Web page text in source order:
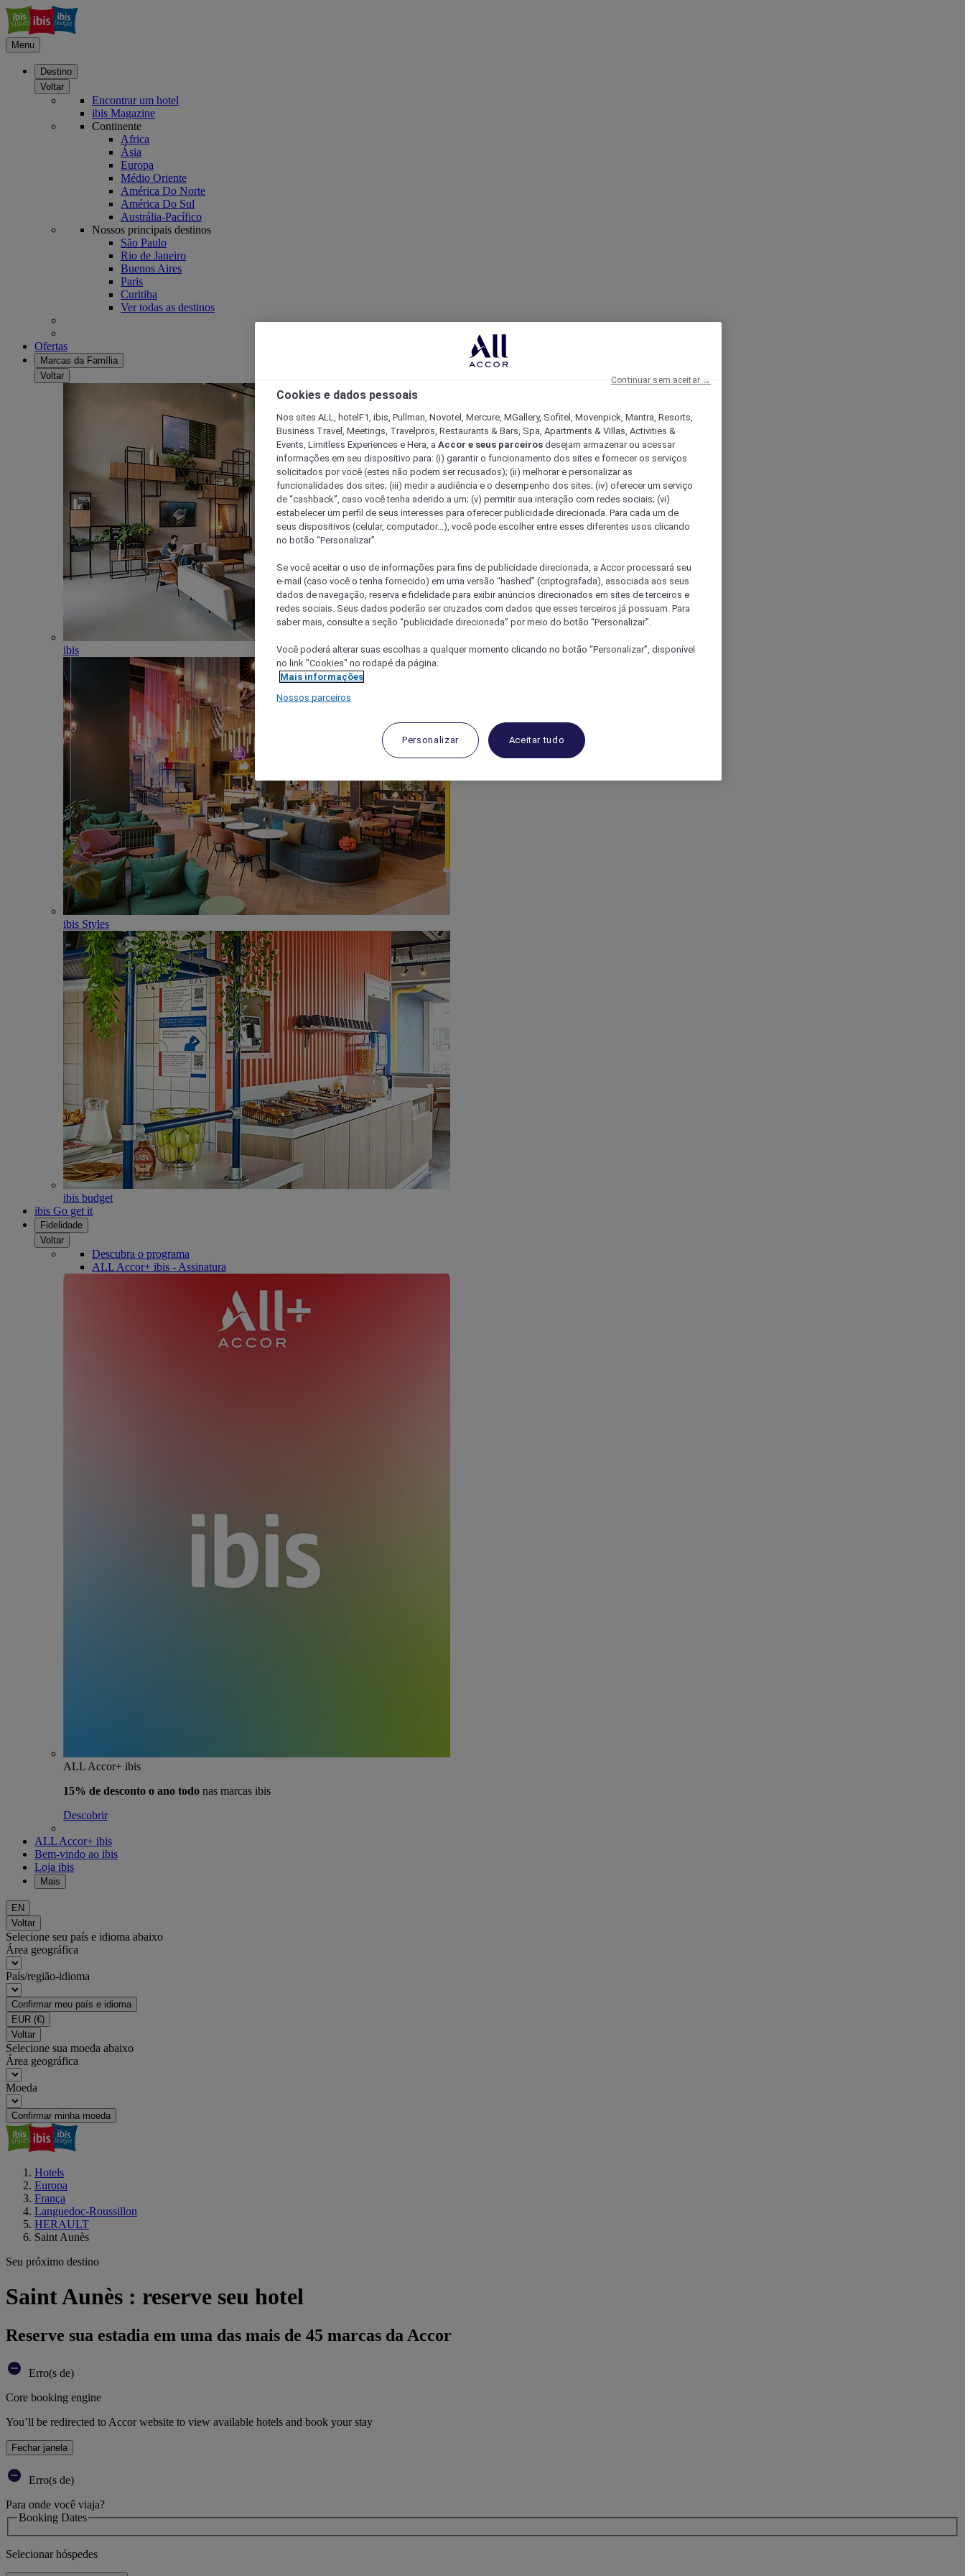
Menu
Destino
Voltar
Encontrar um hotel
ibis Magazine
Continente
Africa
Ásia
Europa
Médio Oriente
América Do Norte
América Do Sul
Austrália-Pacífico
Nossos principais destinos
São Paulo
Rio de Janeiro
Buenos Aires
Paris
Curitiba
Ver todas as destinos
Ofertas
Marcas da Família
Voltar
ibis
ibis Styles
ibis budget
ibis Go get it
Fidelidade
Voltar
Descubra o programa
ALL Accor+ ibis - Assinatura
ALL Accor+ ibis
15% de desconto o ano todo nas marcas ibis
Descobrir
ALL Accor+ ibis
Bem-vindo ao ibis
Loja ibis
Mais
EN
Voltar
Selecione seu país e idioma abaixo
Área geográfica
País/região-idioma
Confirmar meu país e idioma
EUR (€)
Voltar
Selecione sua moeda abaixo
Área geográfica
Moeda
Confirmar minha moeda
Hotels
Europa
França
Languedoc-Roussillon
HERAULT
Saint Aunès
Seu próximo destino
Saint Aunès : reserve seu hotel
Reserve sua estadia em uma das mais de 45 marcas da Accor
Erro(s de)
Core booking engine
You’ll be redirected to Accor website to view available hotels and book your stay
Fechar janela
Erro(s de)
Para onde você viaja?
Booking Dates
Selecionar hóspedes
Cookies e dados pessoais
Nos sites ALL, hotelF1, ibis, Pullman, Novotel, Mercure, MGallery, Sofitel, Movenpick, Mantra, Resorts,
Business Travel, Meetings, Travelpros, Restaurants & Bars, Spa, Apartments & Villas, Activities &
Events, Limitless Experiences e Hera, a Accor e seus parceiros desejam armazenar ou acessar
informações em seu dispositivo para: (i) garantir o funcionamento dos sites e fornecer os serviços
solicitados por você (estes não podem ser recusados); (ii) melhorar e personalizar as
funcionalidades dos sites; (iii) medir a audiência e o desempenho dos sites; (iv) oferecer um serviço
de “cashback”, caso você tenha aderido a um; (v) permitir sua interação com redes sociais; (vi)
estabelecer um perfil de seus interesses para oferecer publicidade direcionada. Para cada um de
seus dispositivos (celular, computador...), você pode escolher entre esses diferentes usos clicando
no botão “Personalizar”.
Se você aceitar o uso de informações para fins de publicidade direcionada, a Accor processará seu
e-mail (caso você o tenha fornecido) em uma versão “hashed” (criptografada), associada aos seus
dados de navegação, reserva e fidelidade para exibir anúncios direcionados em sites de terceiros e
redes sociais. Seus dados poderão ser cruzados com dados que esses terceiros já possuam. Para
saber mais, consulte a seção “publicidade direcionada” por meio do botão “Personalizar”.
Você poderá alterar suas escolhas a qualquer momento clicando no botão “Personalizar”, disponível
no link "Cookies" no rodapé da página.
Mais informações
Nossos parceiros
Personalizar Aceitar tudo
Continuar sem aceitar →